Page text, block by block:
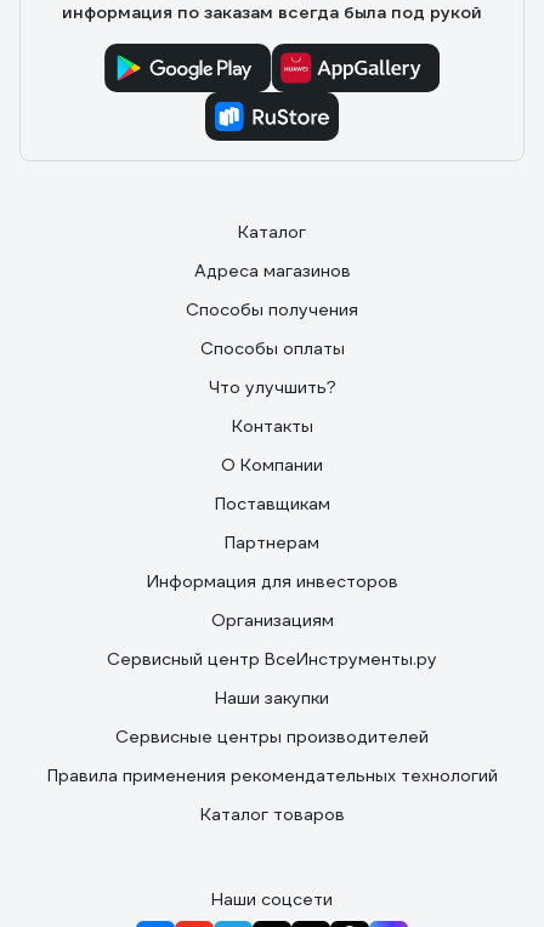
информация по заказам всегда была под рукой
Каталог
Адреса магазинов
Способы получения
Способы оплаты
Что улучшить?
Контакты
О Компании
Поставщикам
Партнерам
Информация для инвесторов
Организациям
Сервисный центр ВсеИнструменты.ру
Наши закупки
Сервисные центры производителей
Правила применения рекомендательных технологий
Каталог товаров
Наши соцсети